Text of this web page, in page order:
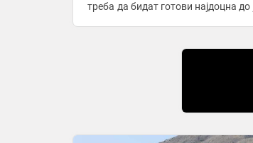
треба да бидат готови најдоцна до